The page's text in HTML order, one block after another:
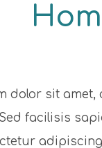
dolor sit
facilisis